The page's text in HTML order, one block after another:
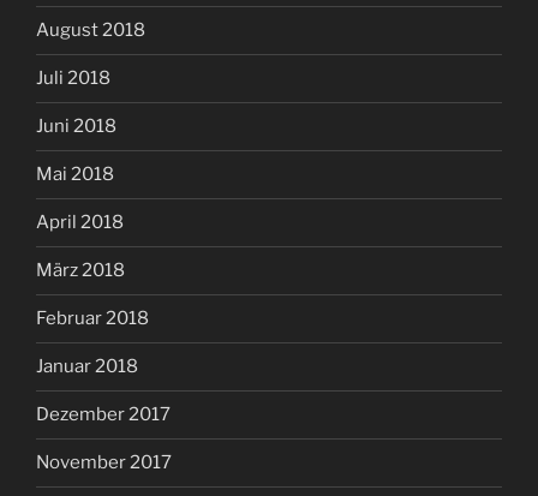
August 2018
Juli 2018
Juni 2018
Mai 2018
April 2018
März 2018
Februar 2018
Januar 2018
Dezember 2017
November 2017